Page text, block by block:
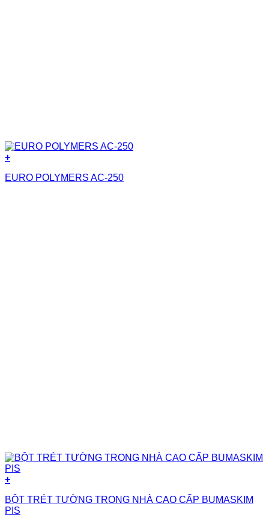
+
EURO POLYMERS AC-250
+
BỘT TRÉT TƯỜNG TRONG NHÀ CAO CẤP BUMASKIM
PIS